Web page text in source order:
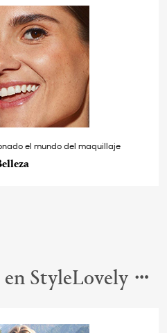
el mundo del maquillaje
en StyleLovely